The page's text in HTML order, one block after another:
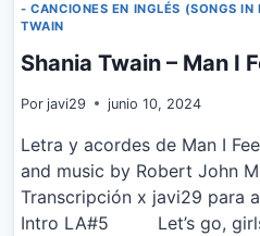
- CANCIONES EN INGLÉS (SONGS IN
TWAIN
Shania Twain – Man I
Por javi29 junio 10, 2024
Letra y acordes de Man I
and music by Robert John
Transcripción x javi29 para
Intro LA#5 Let’s go, girls!